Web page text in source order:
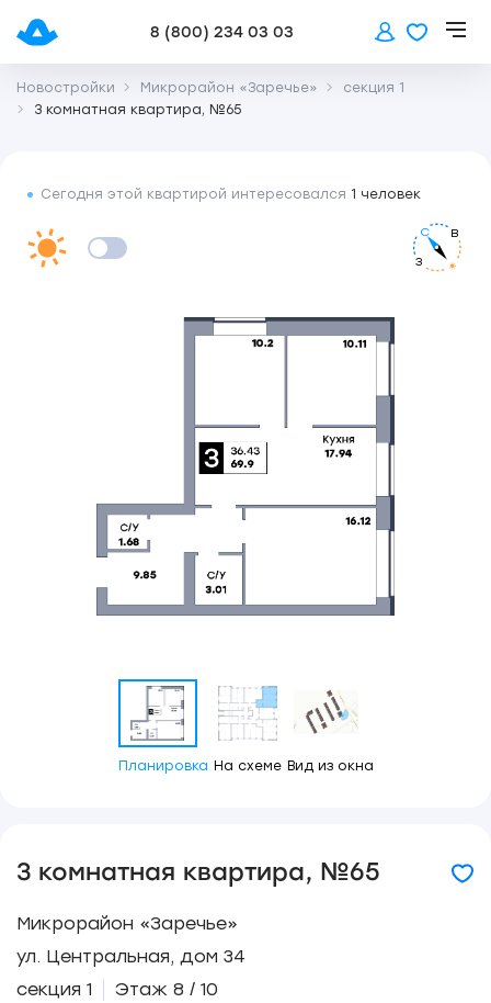
8 (800) 234 03 03
Новостройки Микрорайон «Заречье»
секция 1
3 комнатная квартира, №65
Сегодня этой квартирой интересовался 1 человек
С В
З
Планировка На схеме Вид из окна
3 комнатная квартира, №65
Микрорайон «Заречье»
ул. Центральная, дом 34
секция 1
Этаж 8 / 10